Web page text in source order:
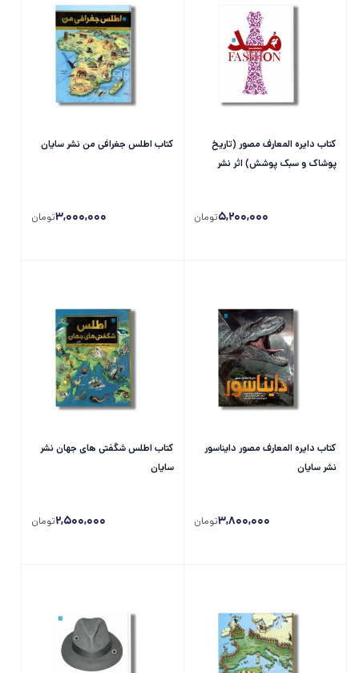
کتاب دایره المعارف مصور (تاریخ
پوشاک و سبک پوشش) اثر نشر
5,200,000تومان
کتاب اطلس جغرافی من نشر سایان
3,000,000تومان
کتاب دایره المعارف مصور دایناسور
نشر سایان
3,800,000تومان
کتاب اطلس شگفتی های جهان نشر
سایان
2,500,000تومان